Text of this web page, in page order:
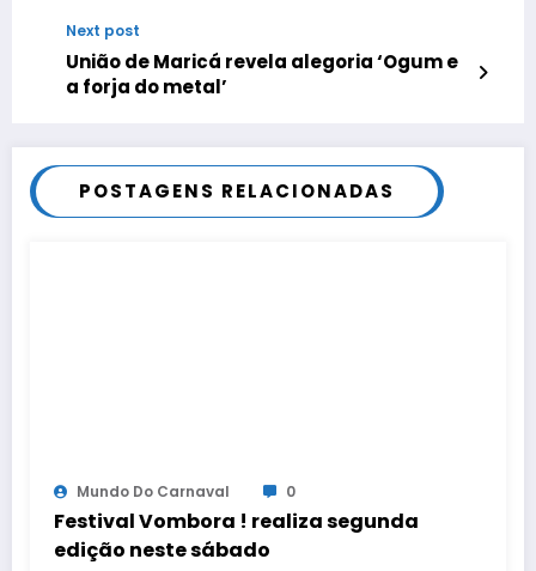
Next post
União de Maricá revela alegoria ‘Ogum e
a forja do metal’
POSTAGENS RELACIONADAS
Mundo Do Carnaval 0
Festival Vombora ! realiza segunda
edição neste sábado